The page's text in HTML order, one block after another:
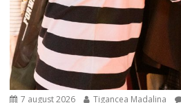
7 august 2026 Tigancea Madalina